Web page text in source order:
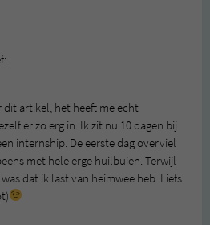
dit artikel, het heeft me echt
er zo erg in. Ik zit nu 10 dagen bij
internship. De eerste dag overviel
met hele erge huilbuien. Terwijl
dat ik last van heimwee heb. Liefs